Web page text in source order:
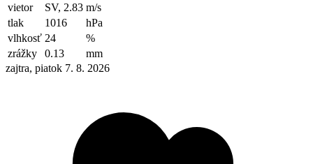
vietor
SV, 2.83 m/s
tlak
1016
hPa
vlhkosť 24
%
zrážky
0.13
mm
zajtra, piatok 7. 8. 2026